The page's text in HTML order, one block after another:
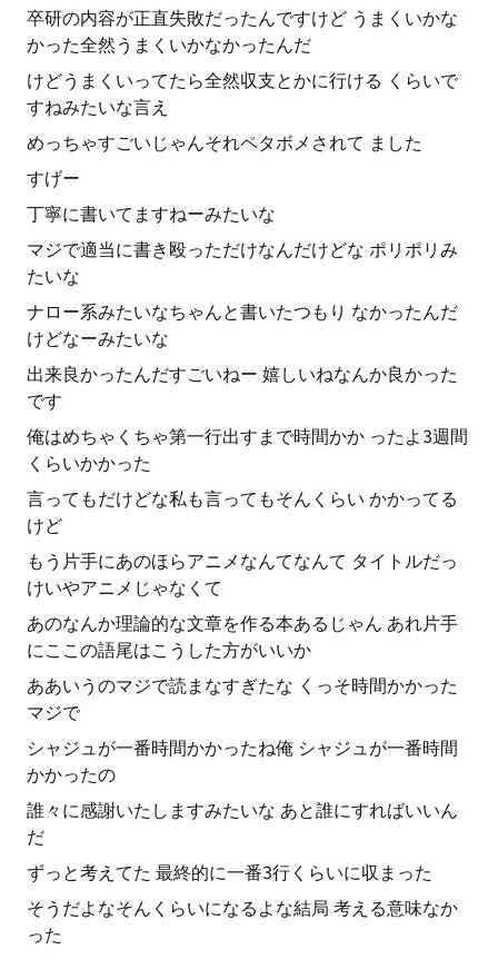
卒研の内容が正直失敗だったんですけど うまくいかな
かった全然うまくいかなかったんだ
けどうまくいってたら全然収支とかに行ける くらいで
すねみたいな言え
めっちゃすごいじゃんそれペタボメされて ました
すげー
丁寧に書いてますねーみたいな
マジで適当に書き殴っただけなんだけどな ポリポリみ
たいな
ナロー系みたいなちゃんと書いたつもり なかったんだ
けどなーみたいな
出来良かったんだすごいねー 嬉しいねなんか良かった
です
俺はめちゃくちゃ第一行出すまで時間かか ったよ3週間
くらいかかった
言ってもだけどな私も言ってもそんくらい かかってる
けど
もう片手にあのほらアニメなんてなんて タイトルだっ
けいやアニメじゃなくて
あのなんか理論的な文章を作る本あるじゃん あれ片手
にここの語尾はこうした方がいいか
ああいうのマジで読まなすぎたな くっそ時間かかった
マジで
シャジュが一番時間かかったね俺 シャジュが一番時間
かかったの
誰々に感謝いたしますみたいな あと誰にすればいいん
だ
ずっと考えてた 最終的に一番3行くらいに収まった
そうだよなそんくらいになるよな結局 考える意味なか
った